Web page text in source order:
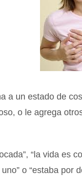
a un estado de
o le agrega
“la vida es
o “estaba por